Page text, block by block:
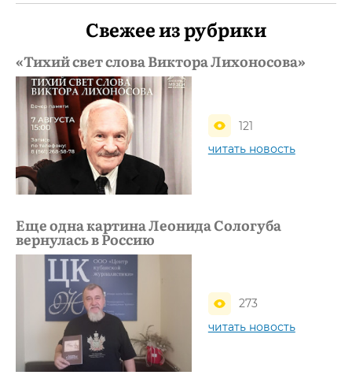
Свежее из рубрики
«Тихий свет слова Виктора Лихоносова»
121
читать новость
Еще одна картина Леонида Сологуба
вернулась в Россию
273
читать новость